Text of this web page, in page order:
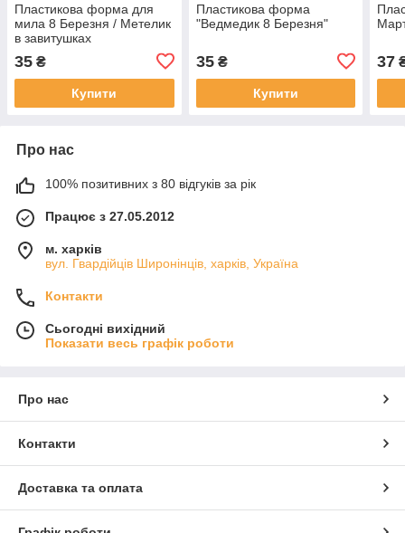
Пластикова форма для
мила 8 Березня / Метелик
в завитушках
35 ₴
Купити
Пластикова форма
"Ведмедик 8 Березня"
35₴
Купити
37
Про нас
100% позитивних з 80 відгуків за рік
Працює з 27.05.2012
м. харків
вул. Гвардійців Широнінців, харків, Україна
Контакти
Сьогодні вихідний
Показати весь графік роботи
Про нас
Контакти
Доставка та оплата